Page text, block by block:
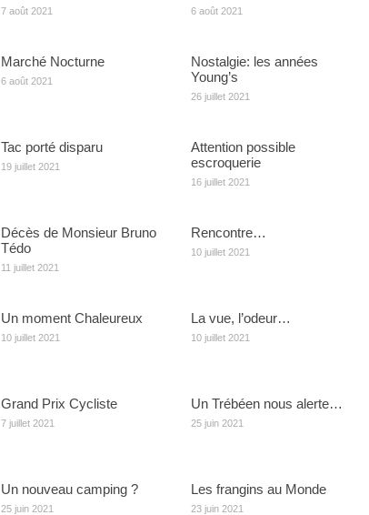
7 août 2021 6 août 2021
Marché Nocturne
6 août 2021
Nostalgie: les années
Young’s
26 juillet 2021
Tac porté disparu
19 juillet 2021
Attention possible
escroquerie
16 juillet 2021
Décès de Monsieur Bruno
Tédo
11 juillet 2021
Rencontre…
10 juillet 2021
Un moment Chaleureux
10 juillet 2021
La vue, l’odeur…
10 juillet 2021
Grand Prix Cycliste
7 juillet 2021
Un Trébéen nous alerte…
25 juin 2021
Un nouveau camping ?
25 juin 2021
Les frangins au Monde
23 juin 2021